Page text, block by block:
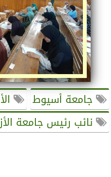
جامعة أسيوط
نائب رئيس جامعة